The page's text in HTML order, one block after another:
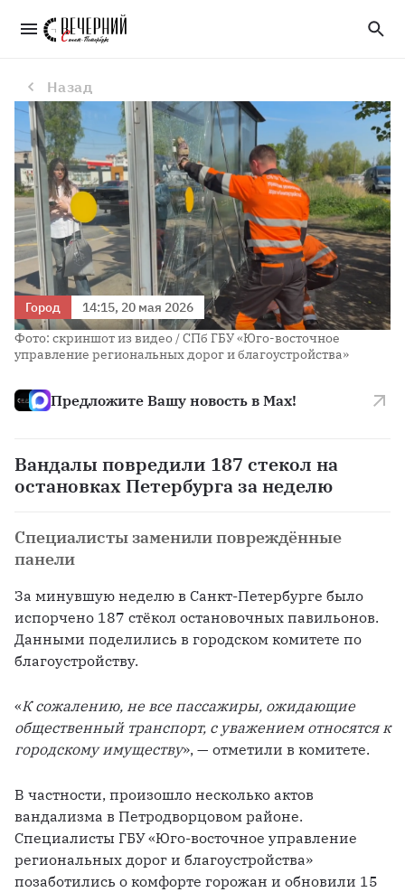
Вандалы повредили 187 стекол на остановках Петербурга за неделю
Назад
Город
14:15, 20 мая 2026
Фото: скриншот из видео / СПб ГБУ «Юго-восточное
управление региональных дорог и благоустройства»
Предложите Вашу новость в Max!
Вандалы повредили 187 стекол на
остановках Петербурга за неделю
Специалисты заменили повреждённые
панели
За минувшую неделю в Санкт-Петербурге было
испорчено 187 стёкол остановочных павильонов.
Данными поделились в городском комитете по
благоустройству.
«К сожалению, не все пассажиры, ожидающие
общественный транспорт, с уважением относятся к
городскому имуществу», — отметили в комитете.
В частности, произошло несколько актов
вандализма в Петродворцовом районе.
Специалисты ГБУ «Юго-восточное управление
региональных дорог и благоустройства»
позаботились о комфорте горожан и обновили 15